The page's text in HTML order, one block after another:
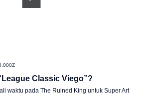
Classic Viego”?
waktu pada The Ruined King untuk Super Art